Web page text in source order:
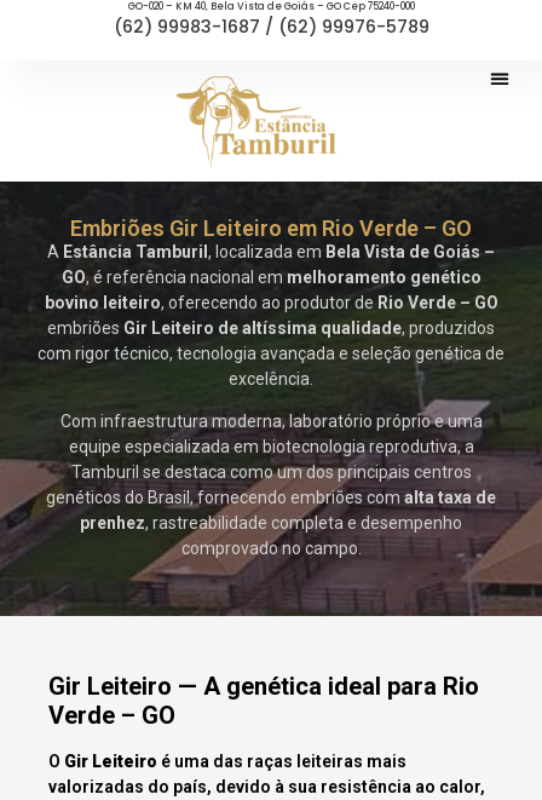
GO-020 – KM 40, Bela Vista de Goiás – GO Cep 75240-000
(62) 99983-1687 / (62) 99976-5789
Embriões Gir Leiteiro em Rio Verde – GO
A Estância Tamburil , localizada em Bela Vista de Goiás –
GO, é referência nacional em melhoramento genético
bovino leiteiro, oferecendo ao produtor de Rio Verde – GO
embriões Gir Leiteiro de altíssima qualidade, produzidos
com rigor técnico, tecnologia avançada e seleção genética de
excelência.
Com infraestrutura moderna, laboratório próprio e uma
equipe especializada em biotecnologia reprodutiva, a
Tamburil se destaca como um dos principais centros
genéticos do Brasil, fornecendo embriões com alta taxa de
prenhez, rastreabilidade completa e desempenho
comprovado no campo.
Gir Leiteiro — A genética ideal para Rio
Verde – GO
O Gir Leiteiro é uma das raças leiteiras mais
valorizadas do país, devido à sua resistência ao calor,